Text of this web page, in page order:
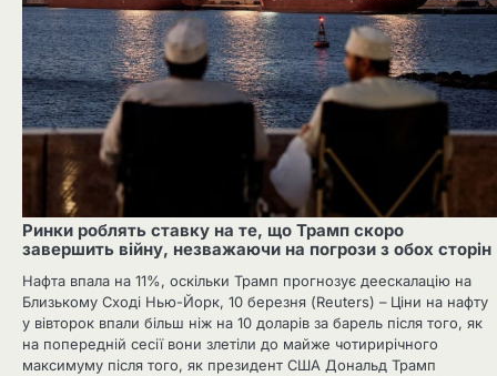
Ринки роблять ставку на те, що Трамп скоро
завершить війну, незважаючи на погрози з обох сторін
Нафта впала на 11%, оскільки Трамп прогнозує деескалацію на
Близькому Сході Нью-Йорк, 10 березня (Reuters) – Ціни на нафту
у вівторок впали більш ніж на 10 доларів за барель після того, як
на попередній сесії вони злетіли до майже чотирирічного
максимуму після того, як президент США Дональд Трамп